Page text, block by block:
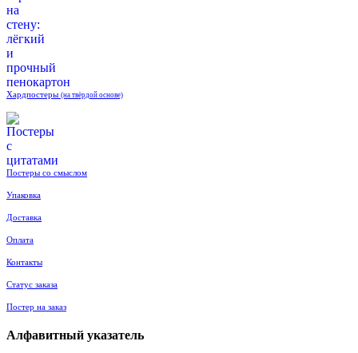
Хардпостеры (на твёрдой основе)
Постеры со смыслом
Упаковка
Доставка
Оплата
Контакты
Статус заказа
Постер на заказ
Алфавитный указатель